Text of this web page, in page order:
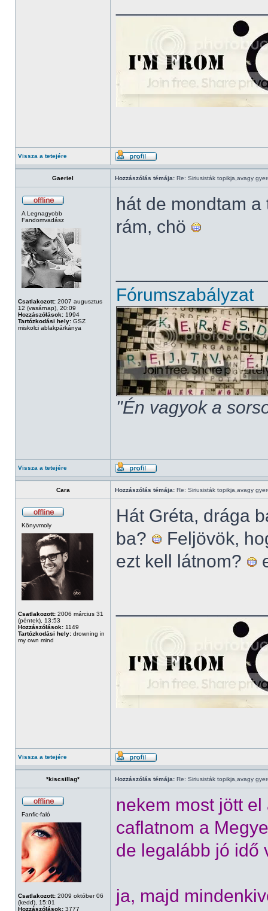
Vissza a tetejére
Gaeriel Hozzászólás témája: Re: Siriusisták topikja,avagy
A Legnagyobb
Fandomvadász
Csatlakozott: 2007 augusztus
12 (vasárnap), 20:09
Hozzászólások: 1994
Tartózkodási hely: GSZ
miskolci ablakpárkánya
hát de mondtam
rám, chö
Fórumszabályzat
"Én vagyok a
Vissza a tetejére
Cara Hozzászólás témája: Re: Siriusisták topikja,avagy
Könyvmoly
Csatlakozott: 2006 március 31
(péntek), 13:53
Hozzászólások: 1149
Tartózkodási hely: drowning in
my own mind
Hát Gréta, drága
ba?
Feljövök,
ezt kell látnom?
Vissza a tetejére
*kiscsillag* Hozzászólás témája: Re: Siriusisták topikja,avagy
Fanfic-faló
Csatlakozott: 2009 október 06
(kedd), 15:01
Hozzászólások: 3777
nekem most jött
caflatnom a
de legalább jó idő
ja, majd